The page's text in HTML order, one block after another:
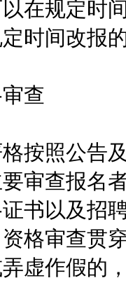
在规定时
时间改报
查
照公告及
审查报名
书以及招
格审查贯
虚作假的